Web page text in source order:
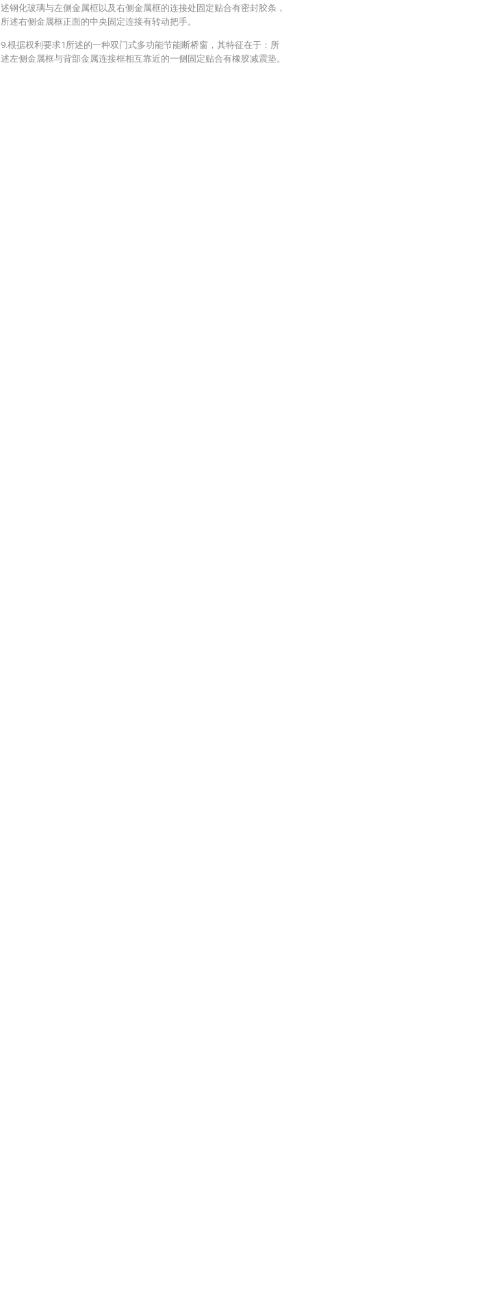
述钢化玻璃与左侧金属框以及右侧金属框的连接处固定贴合有密封胶条，
所述右侧金属框正面的中央固定连接有转动把手。
9.根据权利要求1所述的一种双门式多功能节能断桥窗，其特征在于：所
述左侧金属框与背部金属连接框相互靠近的一侧固定贴合有橡胶减震垫。